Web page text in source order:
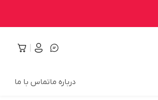
درباره ماتماس با ما